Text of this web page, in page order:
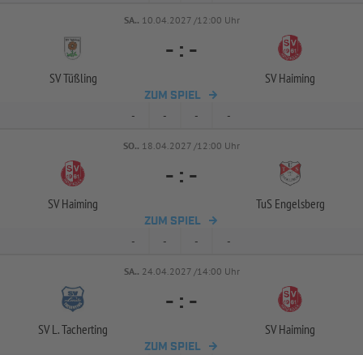
SA.. 10.04.2027 /12:00 Uhr
SV Tüßling
- : -
SV Haiming
ZUM SPIEL
- - - -
SO.. 18.04.2027 /12:00 Uhr
SV Haiming
- : -
TuS Engelsberg
ZUM SPIEL
- - - -
SA.. 24.04.2027 /14:00 Uhr
SV L. Tacherting
- : -
SV Haiming
ZUM SPIEL